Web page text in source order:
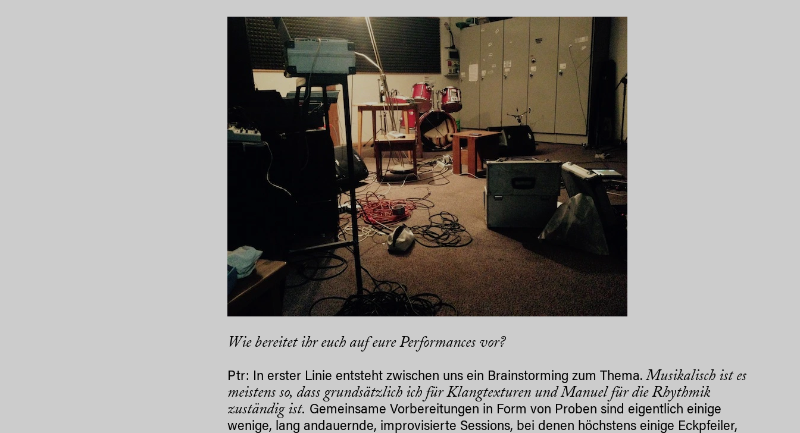
Wie bereitet ihr euch auf eure Performances vor?
Ptr: In erster Linie entsteht zwischen uns ein Brainstorming zum Thema.Musikalisch ist es
meistens so, dass grundsätzlich ich für Klangtexturen und Manuel für die Rhythmik
zuständig ist. Gemeinsame Vorbereitungen in Form von Proben sind eigentlich einige
wenige, lang andauernde, improvisierte Sessions, bei denen höchstens einige Eckpfeiler,